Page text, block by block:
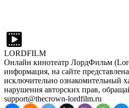
LORDFILM
Онлайн кинотеатр ЛордФильм
информация, на сайте
исключительно ознакомительный
нарушения авторских прав,
support@thecrown-lordfilm.ru